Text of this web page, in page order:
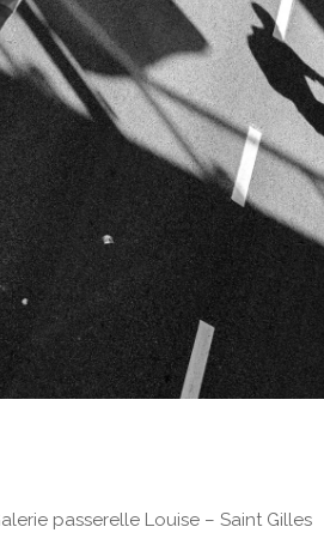
passerelle Louise – Saint Gilles